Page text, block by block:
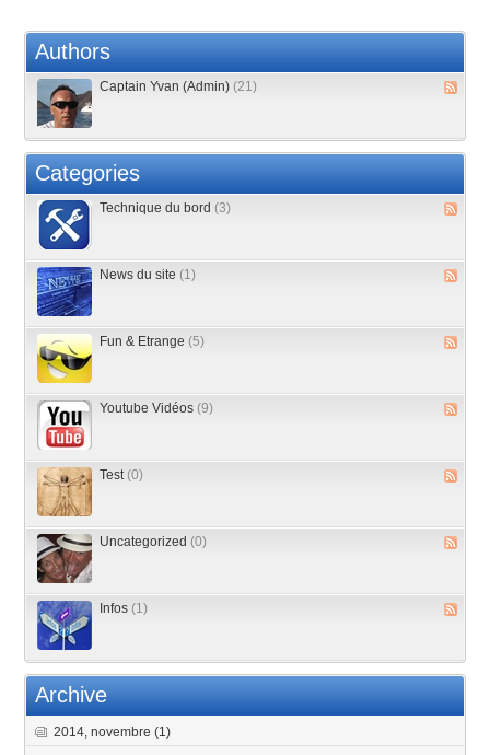
Authors
Captain Yvan (Admin) (21)
Categories
Technique du bord (3)
News du site (1)
Fun & Etrange (5)
Youtube Vidéos (9)
Test (0)
Uncategorized (0)
Infos (1)
Archive
2014, novembre(1)